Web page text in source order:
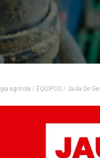
agrícola / EQUIPOS / Jaula De